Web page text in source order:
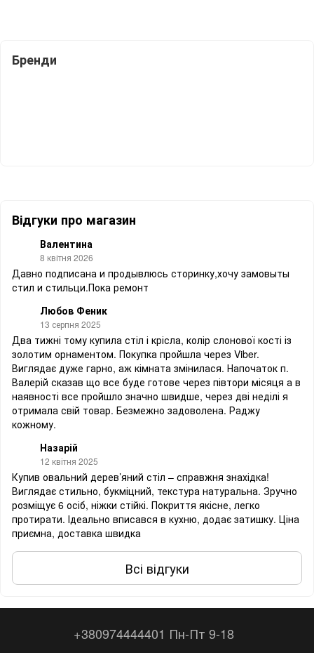
Бренди
Відгуки про магазин
Валентина
8 квітня 2026
Давно подписана и продывлюсь сторинку,хочу замовыты
стил и стильци.Пока ремонт
Любов Феник
13 серпня 2025
Два тижні тому купила стіл і крісла, колір слонової кості із
золотим орнаментом. Покупка пройшла через Viber.
Виглядає дуже гарно, аж кімната змінилася. Напочаток п.
Валерій сказав що все буде готове через півтори місяця а в
наявності все пройшло значно швидше, через дві неділі я
отримала свій товар. Безмежно задоволена. Раджу
кожному.
Назарій
12 квітня 2025
Купив овальний дерев’яний стіл – справжня знахідка!
Виглядає стильно, букміцний, текстура натуральна. Зручно
розміщує 6 осіб, ніжки стійкі. Покриття якісне, легко
протирати. Ідеально вписався в кухню, додає затишку. Ціна
приємна, доставка швидка
Всі відгуки
+380974444401 Пн-Пт 9-18